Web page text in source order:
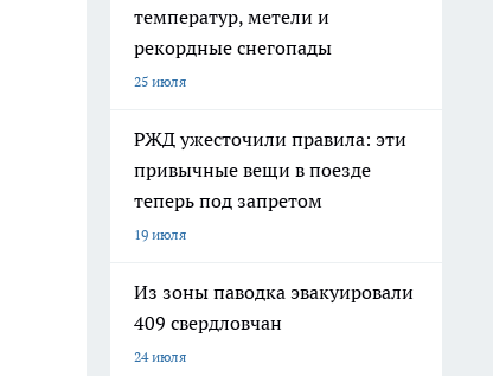
температур, метели и
рекордные снегопады
25 июля
РЖД ужесточили правила: эти
привычные вещи в поезде
теперь под запретом
19 июля
Из зоны паводка эвакуировали
409 свердловчан
24 июля